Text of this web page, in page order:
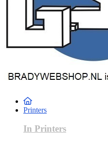
Printers
In Printers